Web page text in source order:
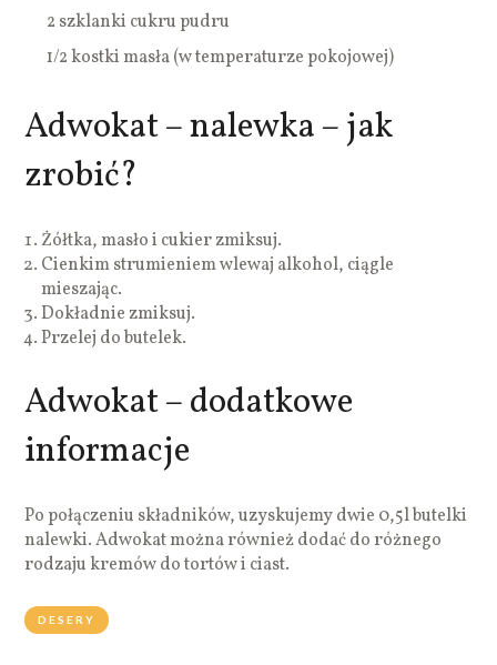
2 szklanki cukru pudru
1/2 kostki masła (w temperaturze pokojowej)
Adwokat – nalewka – jak
zrobić?
Żółtka, masło i cukier zmiksuj.
Cienkim strumieniem wlewaj alkohol, ciągle
mieszając.
Dokładnie zmiksuj.
Przelej do butelek.
Adwokat – dodatkowe
informacje
Po połączeniu składników, uzyskujemy dwie 0,5l butelki
nalewki. Adwokat można również dodać do różnego
rodzaju kremów do tortów i ciast.
DESERY